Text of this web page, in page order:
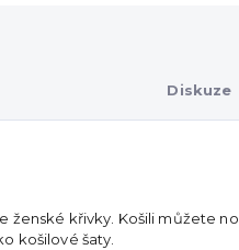
Diskuze
ženské křivky. Košili můžete
košilové šaty.